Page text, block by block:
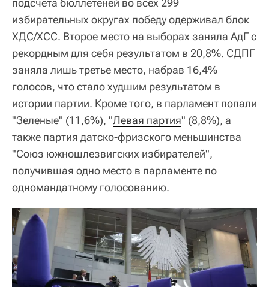
подсчета бюллетеней во всех 299
избирательных округах победу одерживал блок
ХДС/ХСС. Второе место на выборах заняла АдГ с
рекордным для себя результатом в 20,8%. СДПГ
заняла лишь третье место, набрав 16,4%
голосов, что стало худшим результатом в
истории партии. Кроме того, в парламент попали
"Зеленые" (11,6%), "Левая партия" (8,8%), а
также партия датско-фризского меньшинства
"Союз южношлезвигских избирателей",
получившая одно место в парламенте по
одномандатному голосованию.